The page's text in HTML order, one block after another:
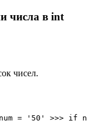
числа в int
чисел.
num = '50' >>> if